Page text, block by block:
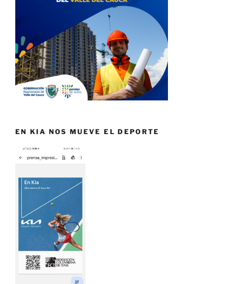
EN KIA NOS MUEVE EL DEPORTE